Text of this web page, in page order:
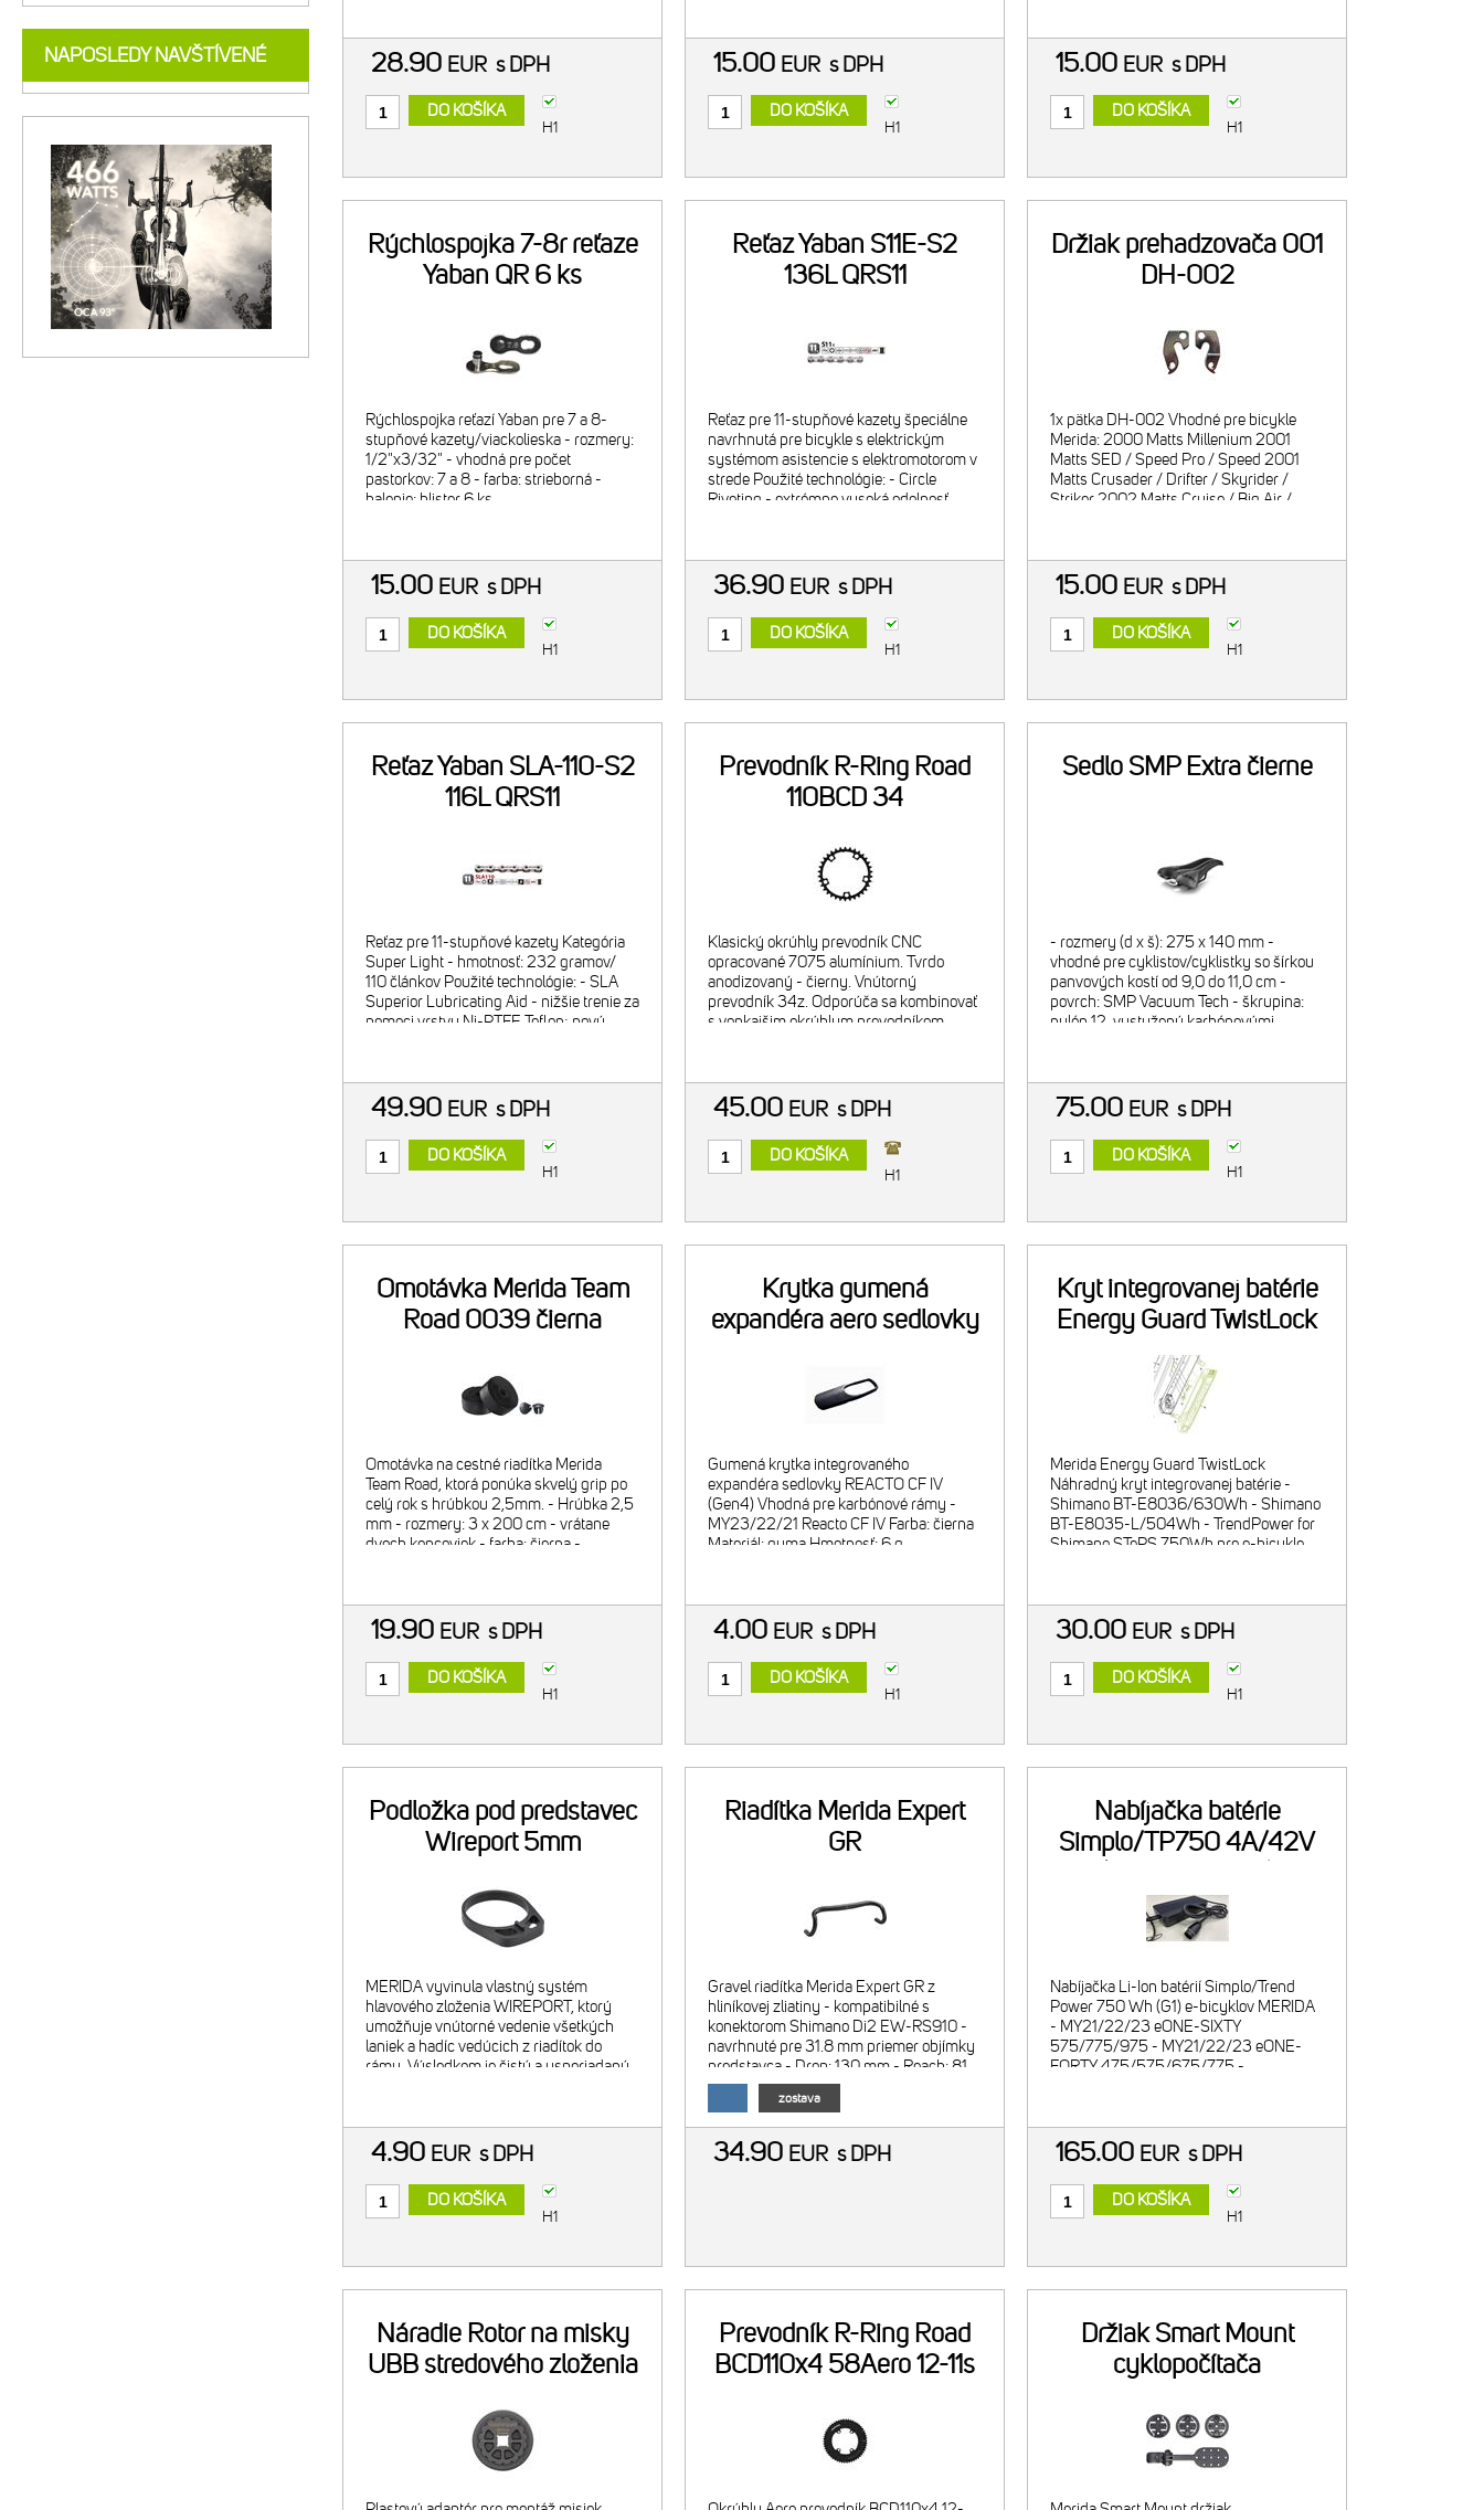
28.90 EUR s DPH
DO KOŠÍKA
H1
15.00 EUR s DPH
DO KOŠÍKA
H1
15.00 EUR s DPH
DO KOŠÍKA
H1
Rýchlospojka 7-8r reťaze
Yaban QR 6 ks
Rýchlospojka reťazí Yaban pre 7 a 8-
stupňové kazety/viackolieska - rozmery:
1/2"x3/32" - vhodná pre počet
pastorkov: 7 a 8 - farba: strieborná -
balenie: blister 6 ks
15.00 EUR s DPH
DO KOŠÍKA
H1
Reťaz Yaban S11E-S2
136L QRS11
Reťaz pre 11-stupňové kazety špeciálne
navrhnutá pre bicykle s elektrickým
systémom asistencie s elektromotorom v
strede Použité technológie: - Circle
Riveting - extrémne vysoká odolnosť
36.90 EUR s DPH
DO KOŠÍKA
H1
Držiak prehadzovača 001
DH-002
1x pätka DH-002 Vhodné pre bicykle
Merida: 2000 Matts Millenium 2001
Matts SED / Speed Pro / Speed 2001
Matts Crusader / Drifter / Skyrider /
Striker 2002 Matts Cruise / Big Air /
15.00 EUR s DPH
DO KOŠÍKA
H1
Reťaz Yaban SLA-110-S2
116L QRS11
Reťaz pre 11-stupňové kazety Kategória
Super Light - hmotnosť: 232 gramov/
110 článkov Použité technológie: - SLA
Superior Lubricating Aid - nižšie trenie za
pomoci vrstvy Ni-PTFE Teflon; nový
49.90 EUR s DPH
DO KOŠÍKA
H1
Prevodník R-Ring Road
110BCD 34
Klasický okrúhly prevodník CNC
opracované 7075 alumínium. Tvrdo
anodizovaný - čierny. Vnútorný
prevodník 34z. Odporúča sa kombinovať
s vonkajšim okrúhlym prevodníkom
110BCD (Compact).
45.00 EUR s DPH
DO KOŠÍKA
H1
Sedlo SMP Extra čierne
- rozmery (d x š): 275 x 140 mm -
vhodné pre cyklistov/cyklistky so šírkou
panvových kostí od 9,0 do 11,0 cm -
povrch: SMP Vacuum Tech - škrupina:
nylón 12, vystužený karbónovými
75.00 EUR s DPH
DO KOŠÍKA
H1
Omotávka Merida Team
Road 0039 čierna
Omotávka na cestné riadítka Merida
Team Road, ktorá ponúka skvelý grip po
celý rok s hrúbkou 2,5mm. - Hrúbka 2,5
mm - rozmery: 3 x 200 cm - vrátane
dvoch koncoviek - farba: čierna -
19.90 EUR s DPH
DO KOŠÍKA
H1
Krytka gumená
expandéra aero sedlovky
Gumená krytka integrovaného
expandéra sedlovky REACTO CF IV
(Gen4) Vhodná pre karbónové rámy -
MY23/22/21 Reacto CF IV Farba: čierna
Materiál: guma Hmotnosť: 6 g
4.00 EUR s DPH
DO KOŠÍKA
H1
Kryt integrovanej batérie
Energy Guard TwistLock
pre 630/750Wh
Merida Energy Guard TwistLock
Náhradný kryt integrovanej batérie -
Shimano BT-E8036/630Wh - Shimano
BT-E8035-L/504Wh - TrendPower for
Shimano STePS 750Wh pre e-bicykle
30.00 EUR s DPH
DO KOŠÍKA
H1
Podložka pod predstavec
Wireport 5mm
MERIDA vyvinula vlastný systém
hlavového zloženia WIREPORT, ktorý
umožňuje vnútorné vedenie všetkých
laniek a hadíc vedúcich z riadítok do
rámu. Výsledkom je čistý a usporiadaný
aer
4.90 EUR s DPH
DO KOŠÍKA
H1
Riadítka Merida Expert
GR
Gravel riadítka Merida Expert GR z
hliníkovej zliatiny - kompatibilné s
konektorom Shimano Di2 EW-RS910 -
navrhnuté pre 31.8 mm priemer objímky
predstavca - Drop: 130 mm - Reach: 81
mm - Flare: 12° - matná čierna povrchová
úprava - materiál: hli
zostava
34.90 EUR s DPH
Nabíjačka batérie
Simplo/TP750 4A/42V
Nabíjačka Li-Ion batérií Simplo/Trend
Power 750 Wh (G1) e-bicyklov MERIDA
- MY21/22/23 eONE-SIXTY
575/775/975 - MY21/22/23 eONE-
FORTY 475/575/675/775 -
BC222360040 - vstup: 240V, 2.5A
165.00 EUR s DPH
DO KOŠÍKA
H1
Náradie Rotor na misky
UBB stredového zloženia
Prevodník R-Ring Road
BCD110x4 58Aero 12-11s
Držiak Smart Mount
cyklopočítača
NAPOSLEDY NAVŠTÍVENÉ